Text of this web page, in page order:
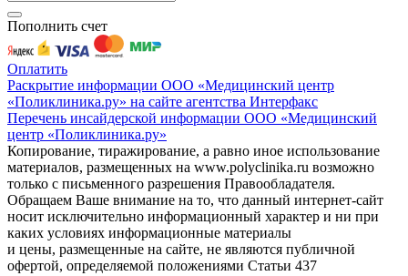
Пополнить счет
Оплатить
Раскрытие информации ООО «Медицинский центр
«Поликлиника.ру» на сайте агентства Интерфакс
Перечень инсайдерской информации ООО «Медицинский
центр «Поликлиника.ру»
Копирование, тиражирование, а равно иное использование
материалов, размещенных на www.polyclinika.ru возможно
только с письменного разрешения Правообладателя.
Обращаем Ваше внимание на то, что данный интернет-сайт
носит исключительно информационный характер и ни при
каких условиях информационные материалы
и цены, размещенные на сайте, не являются публичной
офертой, определяемой положениями Статьи 437